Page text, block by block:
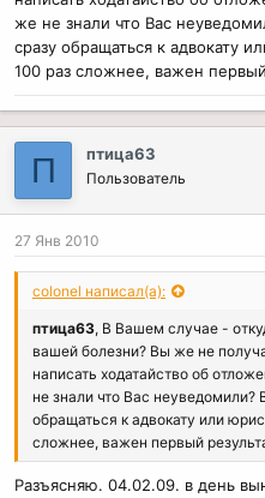
же не знали что Вас
сразу обращаться к адвокату
100 раз сложнее, важен первый
П птица63
Пользователь
27 Янв 2010
colonel написал(а):
птица63, В Вашем случае -
вашей болезни? Вы же не
написать ходатайство об
не знали что Вас неуведомили?
обращаться к адвокату или
сложнее, важен первый
Разъясняю. 04.02.09. в день